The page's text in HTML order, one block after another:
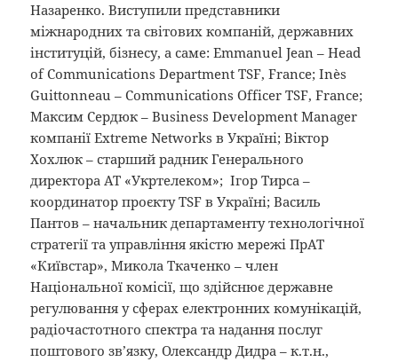
Назаренко. Виступили представники
міжнародних та світових компаній, державних
інституцій, бізнесу, а саме: Emmanuel Jean – Head
of Communications Department TSF, France; Inès
Guittonneau – Communications Officer TSF, France;
Максим Сердюк – Business Development Manager
компанії Extreme Networks в Україні; Віктор
Хохлюк – старший радник Генерального
директора АТ «Укртелеком»; Ігор Тирса –
координатор проєкту TSF в Україні; Василь
Пантов – начальник департаменту технологічної
стратегії та управління якістю мережі ПрАТ
«Київстар», Микола Ткаченко – член
Національної комісії, що здійснює державне
регулювання у сферах електронних комунікацій,
радіочастотного спектра та надання послуг
поштового зв’язку, Олександр Дидра – к.т.н.,